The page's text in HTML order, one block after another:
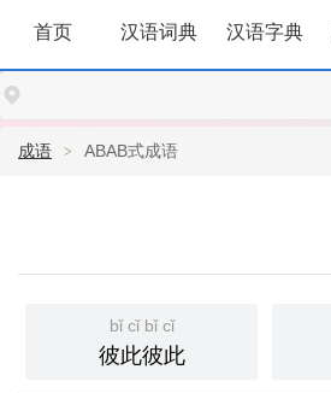
首页 汉语词典 汉语字典
成语 ABAB式成语
bǐ cǐ bǐ cǐ
彼此彼此